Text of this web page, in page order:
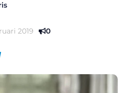
2019 0